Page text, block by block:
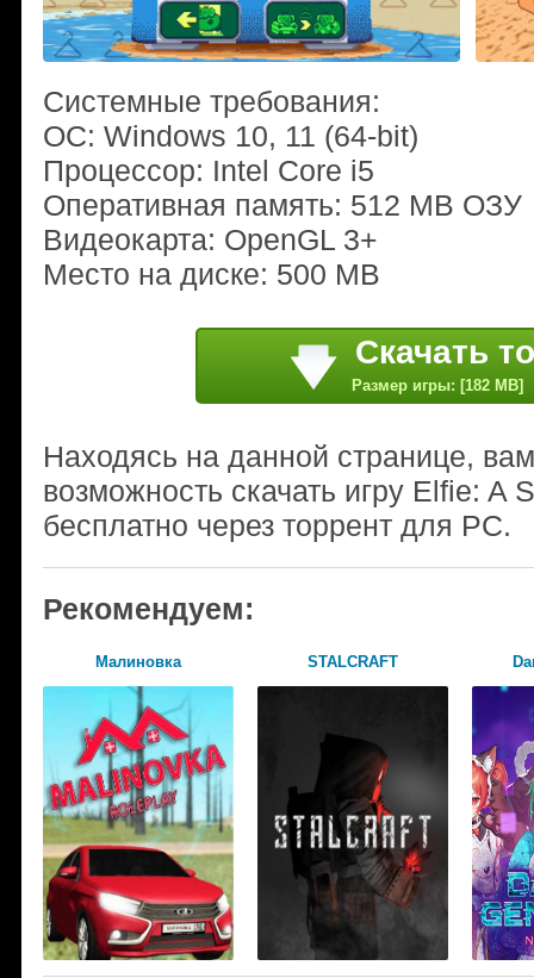
Системные требования:
ОС: Windows 10, 11 (64-bit)
Процессор: Intel Core i5
Оперативная память: 512 MB ОЗУ
Видеокарта: OpenGL 3+
Место на диске: 500 MB
Скачать
Размер игры: [182 MB]
Находясь на данной странице,
возможность скачать игру Elfie:
бесплатно через торрент для PC.
Рекомендуем:
Малиновка STALCRAFT